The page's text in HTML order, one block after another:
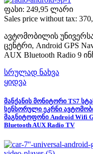
ფასი: 249,95 ლარი
Sales price without tax:
ავტომობილის
ცენტრი, Android GPS
AUX Bluetooth Radio 9
სრულად ნახვა
ყიდვა
მანქანის მონიტორი TS7
სენსორული ეკრნი
მაგნიტოფონი Android Wifi
Bluetooth AUX Radio TV